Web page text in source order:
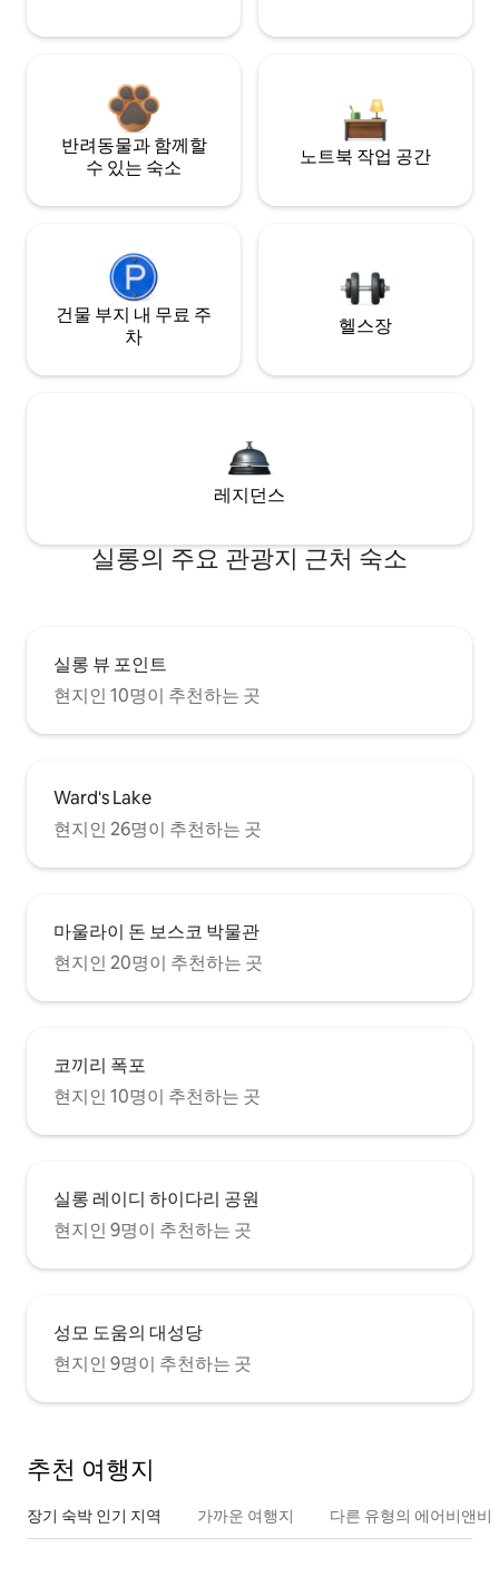
반려동물과 함께할
수 있는 숙소
노트북 작업 공간
건물 부지 내 무료 주
차
헬스장
레지던스
실롱의 주요 관광지 근처 숙소
실롱 뷰 포인트
현지인 10명이 추천하는 곳
Ward's Lake
현지인 26명이 추천하는 곳
마울라이 돈 보스코 박물관
현지인 20명이 추천하는 곳
코끼리 폭포
현지인 10명이 추천하는 곳
실롱 레이디 하이다리 공원
현지인 9명이 추천하는 곳
성모 도움의 대성당
현지인 9명이 추천하는 곳
추천 여행지
장기 숙박 인기 지역 가까운 여행지 다른 유형의 에어비앤비